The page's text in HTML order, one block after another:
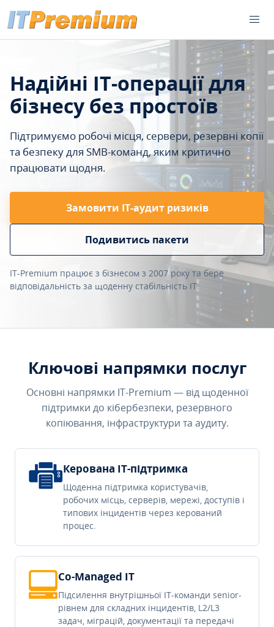
Надійні IT-операції для
бізнесу без простоїв
Підтримуємо робочі місця, сервери, резервні копії
та безпеку для SMB-команд, яким критично
працювати щодня.
Замовити ІТ-аудит ризиків
Подивитись пакети
IT-Premium працює з бізнесом з 2007 року та бере
відповідальність за щоденну стабільність IT.
Ключові напрямки послуг
Основні напрямки IT-Premium — від щоденної
підтримки до кібербезпеки, резервного
копіювання, інфраструктури та аудиту.
Керована IT-підтримка
Щоденна підтримка користувачів,
робочих місць, серверів, мережі, доступів і
типових інцидентів через керований
процес.
Co-Managed IT
Підсилення внутрішньої IT-команди senior-
рівнем для складних інцидентів, L2/L3
задач, міграцій, документації та передачі